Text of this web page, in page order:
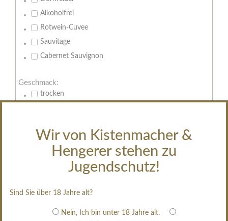
Wir von Kistenmacher &
Hengerer stehen zu
Jugendschutz!
Sind Sie über 18 Jahre alt?
Nein, Ich bin unter 18 Jahre alt.
Alkoholfrei
Rotwein-Cuvee
Sauvitage
Cabernet Sauvignon
Geschmack:
trocken
restsüß
edelsüß
im Holzfass gereift
erfrischend, nicht zu süß